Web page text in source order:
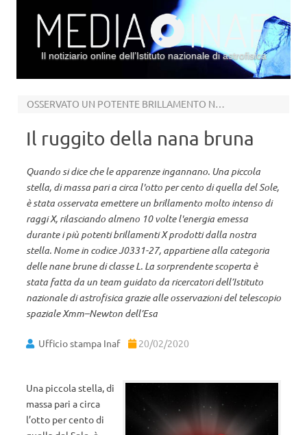
Il notiziario online dell’Istituto nazionale di astrofisica
OSSERVATO UN POTENTE BRILLAMENTO NEI RAGGI X
Il ruggito della nana bruna
Quando si dice che le apparenze ingannano. Una piccola
stella, di massa pari a circa l'otto per cento di quella del Sole,
è stata osservata emettere un brillamento molto intenso di
raggi X, rilasciando almeno 10 volte l'energia emessa
durante i più potenti brillamenti X prodotti dalla nostra
stella. Nome in codice J0331-27, appartiene alla categoria
delle nane brune di classe L. La sorprendente scoperta è
stata fatta da un team guidato da ricercatori dell’Istituto
nazionale di astrofisica grazie alle osservazioni del telescopio
spaziale Xmm–Newton dell’Esa
Ufficio stampa Inaf 20/02/2020
Una piccola stella, di
massa pari a circa
l’otto per cento di